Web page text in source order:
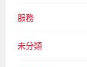
服務
未分類